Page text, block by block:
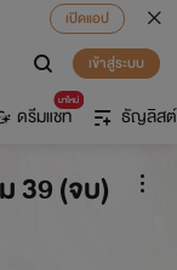
เปิดแอป
เข้าสู่ระบบ
มาใหม่
ดรีมแชท ธัญลิสต์
39 (จบ)